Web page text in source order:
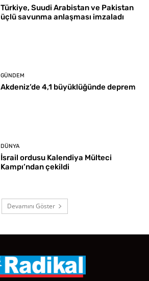
Türkiye, Suudi Arabistan ve Pakistan
üçlü savunma anlaşması imzaladı
GÜNDEM
Akdeniz’de 4,1 büyüklüğünde deprem
DÜNYA
İsrail ordusu Kalendiya Mülteci
Kampı’ndan çekildi
Devamını Göster